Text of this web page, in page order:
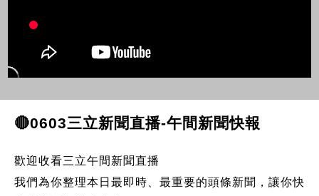
🔴0603三立新聞直播-午間新聞快報
歡迎收看三立午間新聞直播
我們為你整理本日最即時、最重要的頭條新聞，讓你快